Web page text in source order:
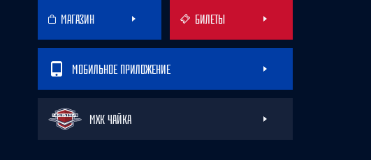
МАГАЗИН БИЛЕТЫ
МОБИЛЬНОЕ ПРИЛОЖЕНИЕ
МХК ЧАЙКА